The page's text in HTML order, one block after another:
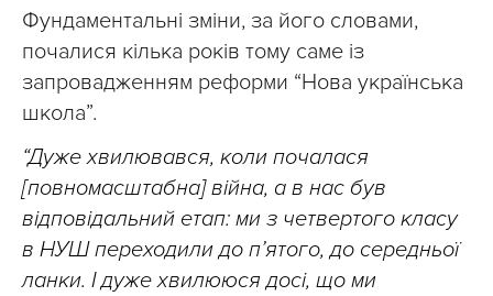
Фундаментальні зміни, за його словами,
почалися кілька років тому саме із
запровадженням реформи “Нова українська
школа”.
“Дуже хвилювався, коли почалася
[повномасштабна] війна, а в нас був
відповідальний етап: ми з четвертого класу
в НУШ переходили до п’ятого, до середньої
ланки. І дуже хвилююся досі, що ми